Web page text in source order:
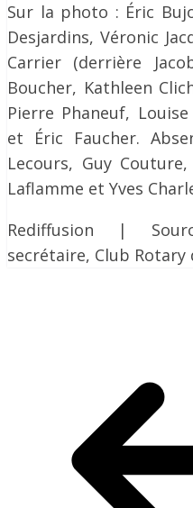
Sur la photo : Éric
Desjardins, Véronic
Carrier (derrière
Boucher, Kathleen
Pierre Phaneuf,
et Éric Faucher.
Lecours, Guy
Laflamme et Yves
Rediffusion |
secrétaire, Club